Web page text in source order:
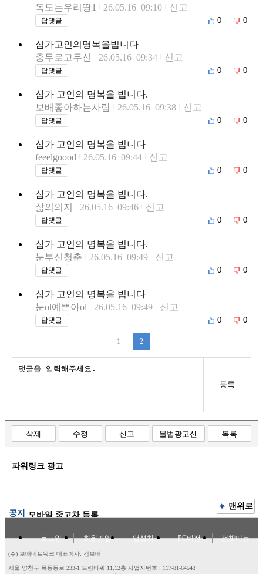
독도는우리땅1
26.05.16 09:10 신고
답댓글 0 0
삼가고인의명복을빕니다
충무로고무신
26.05.16 09:34 신고
답댓글 0 0
삼가 고인의 명복을 빕니다.
보배좋아하는사람
26.05.16 09:38 신고
답댓글 0 0
삼가 고인의 명복을 빕니다
feeelgoood
26.05.16 09:44 신고
답댓글 0 0
삼가 고인의 명복을 빕니다.
삶의의지
26.05.16 09:46 신고
답댓글 0 0
삼가 고인의 명복을 빕니다.
눈부신청춘
26.05.16 09:49 신고
답댓글 0 0
삼가 고인의 명복을 빕니다
눈ol예쁜아ol
26.05.16 09:49 신고
답댓글 0 0
1 2
등록
삭제 수정 신고
불법광고신
고
목록
파워링크 광고
공지 모바일 중고차 등록
맨위로
로그인 회원가입 앱설치 PC버전 전체메뉴
(주) 보배네트워크 대표이사: 김보배
서울 양천구 목동동로 233-1 드림타워 11,12층 사업자번호 : 117-81-64543